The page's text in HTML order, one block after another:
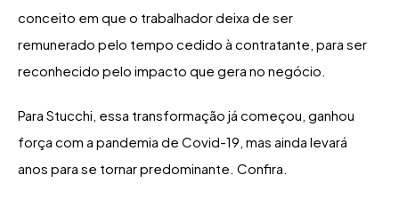
conceito em que o trabalhador deixa de ser
remunerado pelo tempo cedido à contratante, para ser
reconhecido pelo impacto que gera no negócio.
Para Stucchi, essa transformação já começou, ganhou
força com a pandemia de Covid-19, mas ainda levará
anos para se tornar predominante. Confira.